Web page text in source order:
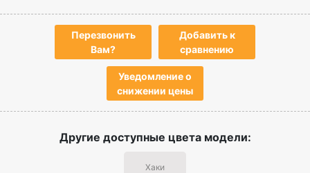
Перезвонить
Вам?
Добавить к
сравнению
Уведомление о
снижении цены
Другие доступные цвета модели:
Хаки